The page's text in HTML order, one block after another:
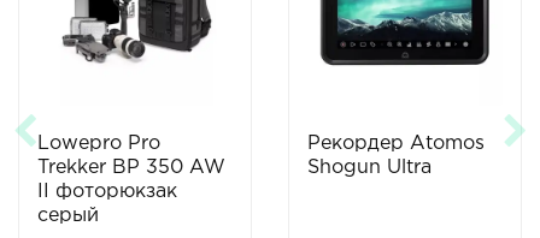
Lowepro Pro
Trekker BP 350 AW
II фоторюкзак
серый
Рекордер Atomos
Shogun Ultra